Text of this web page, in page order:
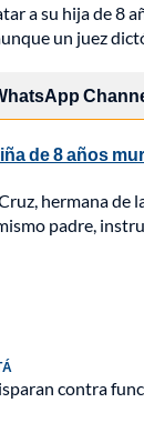
a su hija de 8
un juez
de 8 años
hermana de
padre,
contra